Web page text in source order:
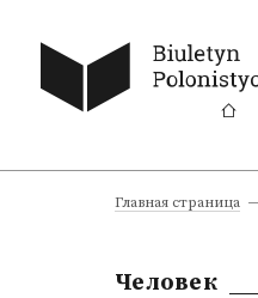
Главная страница
Человек